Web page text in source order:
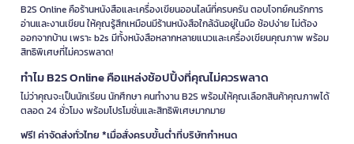
B2S Online คือร้านหนังสือและเครื่องเขียนออนไลน์ที่ครบครัน ตอบโจทย์คนรักการ
อ่านและงานเขียน ให้คุณรู้สึกเหมือนมีร้านหนังสือใกล้ฉันอยู่ในมือ ช้อปง่าย ไม่ต้อง
ออกจากบ้าน เพราะ b2s มีทั้งหนังสือหลากหลายแนวและเครื่องเขียนคุณภาพ พร้อม
สิทธิพิเศษที่ไม่ควรพลาด!
ทำไม B2S Online คือแหล่งช้อปปิ้งที่คุณไม่ควรพลาด
ไม่ว่าคุณจะเป็นนักเรียน นักศึกษา คนทำงาน B2S พร้อมให้คุณเลือกสินค้าคุณภาพได้
ตลอด 24 ชั่วโมง พร้อมโปรโมชั่นและสิทธิพิเศษมากมาย
ฟรี! ค่าจัดส่งทั่วไทย *เมื่อสั่งครบขั้นต่ำที่บริษัทกำหนด